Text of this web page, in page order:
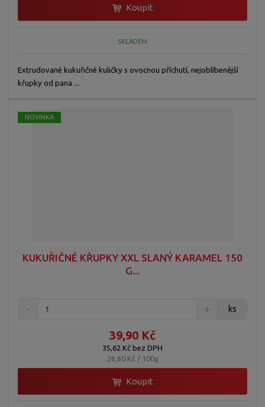
Koupit
SKLADEM
Extrudované kukuřičné kuličky s ovocnou příchutí, nejoblíbenější
křupky od pana ...
NOVINKA
KUKUŘIČNÉ KŘUPKY XXL SLANÝ KARAMEL 150
G...
39,90 Kč
35,62 Kč bez DPH
26,60 Kč / 100g
ks
Koupit